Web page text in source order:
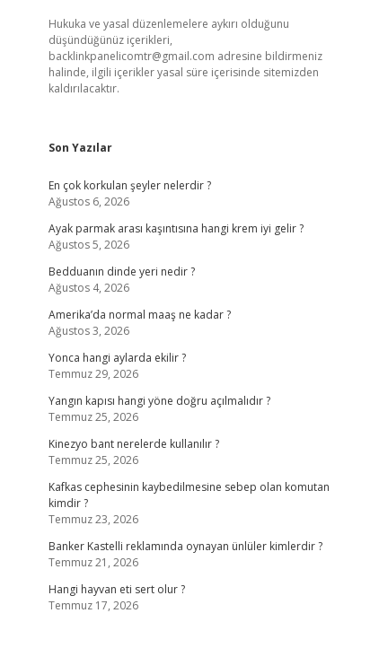
Hukuka ve yasal düzenlemelere aykırı olduğunu
düşündüğünüz içerikleri,
backlinkpanelicomtr@gmail.com adresine bildirmeniz
halinde, ilgili içerikler yasal süre içerisinde sitemizden
kaldırılacaktır.
Son Yazılar
En çok korkulan şeyler nelerdir ?
Ağustos 6, 2026
Ayak parmak arası kaşıntısına hangi krem iyi gelir ?
Ağustos 5, 2026
Bedduanın dinde yeri nedir ?
Ağustos 4, 2026
Amerika’da normal maaş ne kadar ?
Ağustos 3, 2026
Yonca hangi aylarda ekilir ?
Temmuz 29, 2026
Yangın kapısı hangi yöne doğru açılmalıdır ?
Temmuz 25, 2026
Kinezyo bant nerelerde kullanılır ?
Temmuz 25, 2026
Kafkas cephesinin kaybedilmesine sebep olan komutan
kimdir ?
Temmuz 23, 2026
Banker Kastelli reklamında oynayan ünlüler kimlerdir ?
Temmuz 21, 2026
Hangi hayvan eti sert olur ?
Temmuz 17, 2026